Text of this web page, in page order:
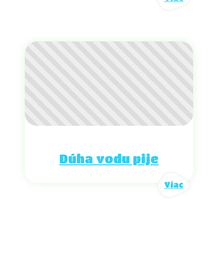
Dúha vodu pije
Viac